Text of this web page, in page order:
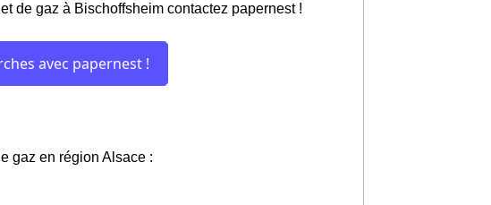
de gaz à Bischoffsheim contactez papernest !
gaz en région Alsace :